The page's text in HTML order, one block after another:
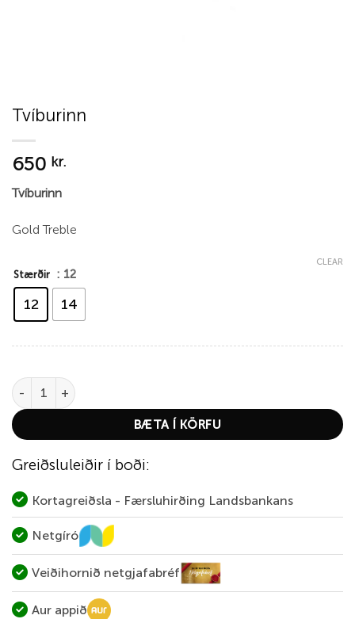
Tvíburinn
650 kr.
Tvíburinn
Gold Treble
Stærðir : 12
12 14
CLEAR
Tvíburinn quantity
BÆTA Í KÖRFU
Greiðsluleiðir í boði:
Kortagreiðsla - Færsluhirðing Landsbankans
Netgíró
Veiðihornið netgjafabréf
Aur appið